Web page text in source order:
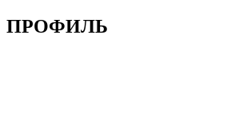
ПРОФИЛЬ